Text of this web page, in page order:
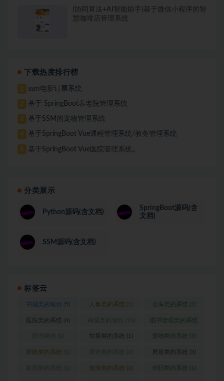
(协同算法+AI智能助手)基于微信小程序的智
慧咖啡店管理系统
下载热度排行榜
1 ssm电影订票系统
2 基于 SpringBoot养老院管理系统
3 基于SSM的宠物管理系统
4 基于SpringBoot Vue课程管理系统/教务管理系统
5 基于SpringBoot Vue医院管理系统,,
分类展示
Python源码(含文档)
SpringBoot源码(含
文档)
SSM源码(含文档)
标签云
书城类的项目 (5) 人事类的系统 (1) 仓库类的系统 (2)
医院类的系统 (4) 图书管理类的系统
(1)
垃圾类的系统 (1) 宠物类的系统 (3)
家政类的系统 (1) 房屋类的系统 (3)
旅游类的系统 (2) 求职类的系统 (1)